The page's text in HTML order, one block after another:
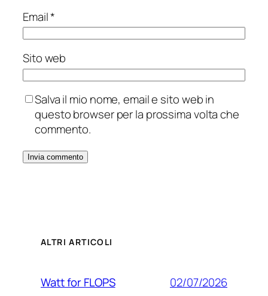
Email*
Sito web
Salva il mio nome, email e sito web in
questo browser per la prossima volta che
commento.
ALTRI ARTICOLI
Watt for FLOPS 02/07/2026